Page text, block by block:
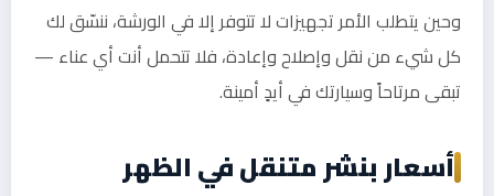
وحين يتطلب الأمر تجهيزات لا تتوفر إلا في الورشة، ننسّق لك
كل شيء من نقل وإصلاح وإعادة، فلا تتحمل أنت أي عناء —
تبقى مرتاحاً وسيارتك في أيدٍ أمينة.
أسعار بنشر متنقل في الظهر